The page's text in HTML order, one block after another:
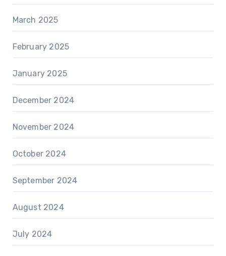
March 2025
February 2025
January 2025
December 2024
November 2024
October 2024
September 2024
August 2024
July 2024